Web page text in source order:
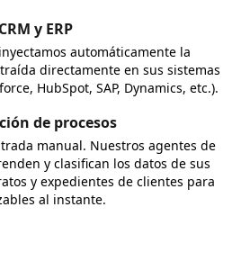
y ERP
automáticamente la
directamente en sus sistemas
HubSpot, SAP, Dynamics, etc.).
de procesos
manual. Nuestros agentes de
y clasifican los datos de sus
y expedientes de clientes para
al instante.